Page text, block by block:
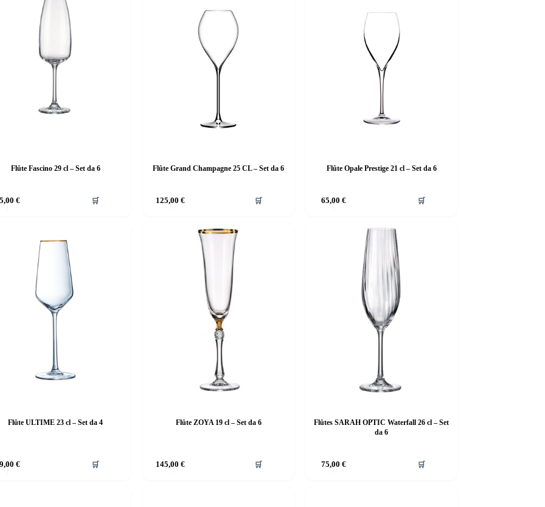
Flûte Fascino 29 cl – Set da 6
€ 🛒
Flûte Grand Champagne 25 CL – Set da 6
125,00€ 🛒
Flûte Opale Prestige 21 cl – Set da 6
65,00 € 🛒
Flûte ULTIME 23 cl – Set da 4
€ 🛒
Flûte ZOYA 19 cl – Set da 6
145,00€ 🛒
Flûtes SARAH OPTIC Waterfall 26 cl – Set
da 6
75,00 € 🛒